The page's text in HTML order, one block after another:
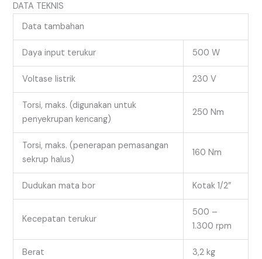
DATA TEKNIS
Data tambahan
Daya input terukur 500 W
Voltase listrik 230 V
Torsi, maks. (digunakan untuk
penyekrupan kencang)
250 Nm
Torsi, maks. (penerapan pemasangan
sekrup halus)
160 Nm
Dudukan mata bor Kotak 1/2”
Kecepatan terukur
500 –
1.300 rpm
Berat 3,2 kg